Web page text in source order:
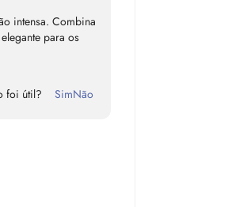
intensa. Combina
para os
foi útil? SimNão